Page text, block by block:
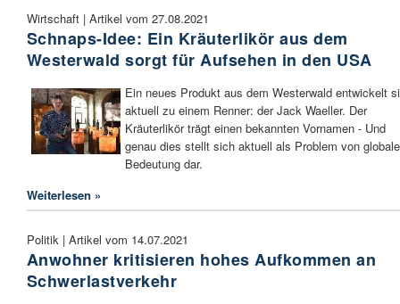
Wirtschaft | Artikel vom 27.08.2021
Schnaps-Idee: Ein Kräuterlikör aus dem
Westerwald sorgt für Aufsehen in den USA
Ein neues Produkt aus dem Westerwald entwickelt
aktuell zu einem Renner: der Jack Waeller. Der
Kräuterlikör trägt einen bekannten Vornamen - Und
genau dies stellt sich aktuell als Problem von
Bedeutung dar.
Weiterlesen »
Politik | Artikel vom 14.07.2021
Anwohner kritisieren hohes Aufkommen an
Schwerlastverkehr